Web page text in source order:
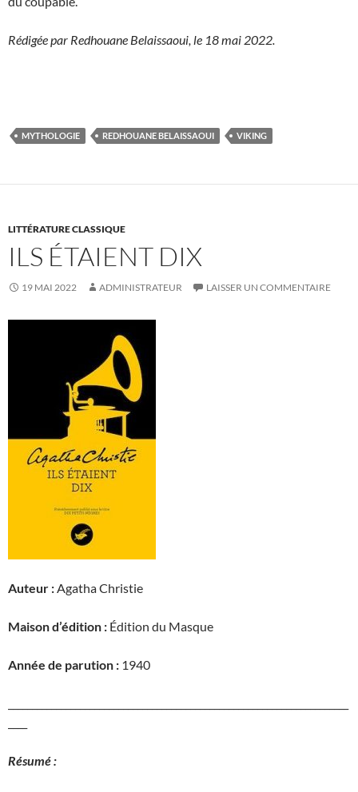
Rédigée par Redhouane Belaissaoui, le 18 mai 2022.
MYTHOLOGIE REDHOUANE BELAISSAOUI VIKING
LITTÉRATURE CLASSIQUE
ILS ÉTAIENT DIX
19 MAI 2022 ADMINISTRATEUR LAISSER UN COMMENTAIRE
Auteur :Agatha Christie
Maison d’édition : Édition du Masque
Année de parution : 1940
Résumé :